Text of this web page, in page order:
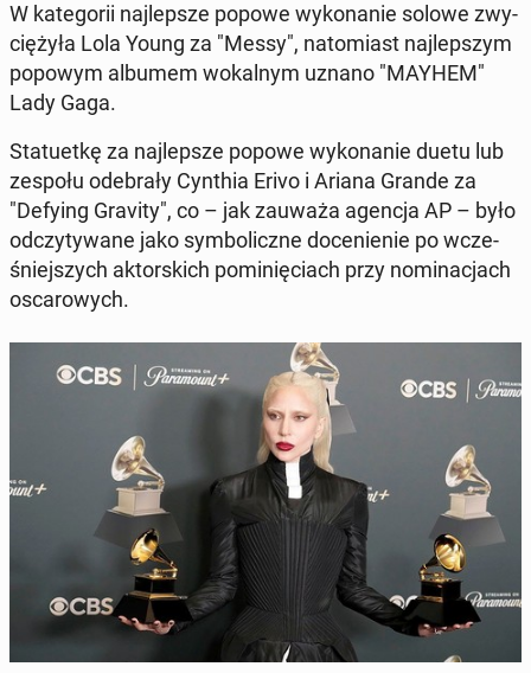
W ka­te­go­rii naj­lep­sze popowe wy­ko­na­nie solowe zwy­
cię­ży­ła Lola Young za "Messy", na­to­miast naj­lep­szym
popowym albumem wo­kal­nym uznano "MAYHEM"
Lady Gaga.
Sta­tu­et­kę za naj­lep­sze popowe wy­ko­na­nie duetu lub
zespołu ode­bra­ły Cynthia Erivo i Ariana Grande za
"Defying Gravity", co – jak zauważa agencja AP – było
od­czy­ty­wa­ne jako sym­bo­licz­ne do­ce­nie­nie po wcze­
śniej­szych ak­tor­skich po­mi­nię­ciach przy no­mi­na­cjach
osca­ro­wych.